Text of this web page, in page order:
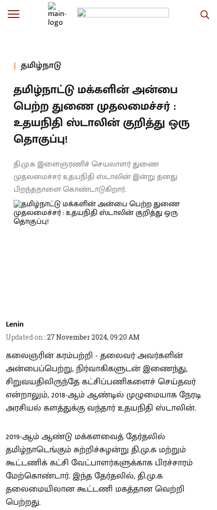
தமிழ்நாடு
தமிழ்நாட்டு மக்களின் அன்பை
பெற்ற துணை முதலமைச்சர் :
உதயநிதி ஸ்டாலின் குறித்து ஒரு
தொகுப்பு!
தி.மு.க இளைஞரணிச் செயலாளர் துணை
முதலமைச்சர் உதயநிதி ஸ்டாலின் இன்று தனது
பிறந்தநாளை கொண்டாடுகிறார்.
Lenin
Updated on :27 November 2024, 09:20 AM
கலைஞரின் கரம்பற்றி - தலைவர் அவர்களின்
அன்பைப்பெற்று, நிர்வாகிகளுடன் இணைந்து,
சிறுவயதிலிருந்தே கட்சிப்பணிகளைச் செய்தவர்
என்றாலும், 2018-ஆம் ஆண்டில் முழுமையாக நேரடி
அரசியல் களத்துக்கு வந்தார் உதயநிதி ஸ்டாலின்.
2019-ஆம் ஆண்டு மக்களவைத் தேர்தலில்
தமிழ்நாடெங்கும் சுற்றிச்சுழன்று தி.மு.க மற்றும்
கூட்டணிக் கட்சி வேட்பாளர்களுக்காக பிரச்சாரம்
மேற்கொண்டார். இந்த தேர்தலில், தி.மு.க
தலைமையிலான கூட்டணி மகத்தான வெற்றி
பெற்றது.